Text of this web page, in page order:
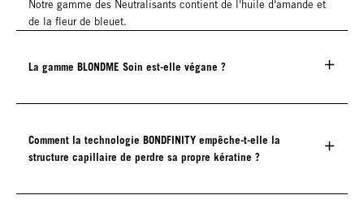
Notre gamme des Neutralisants contient de l'huile d'amande et
de la fleur de bleuet.
La gamme BLONDME Soin est-elle végane ?
Comment la technologie BONDFINITY empêche-t-elle la
structure capillaire de perdre sa propre kératine ?